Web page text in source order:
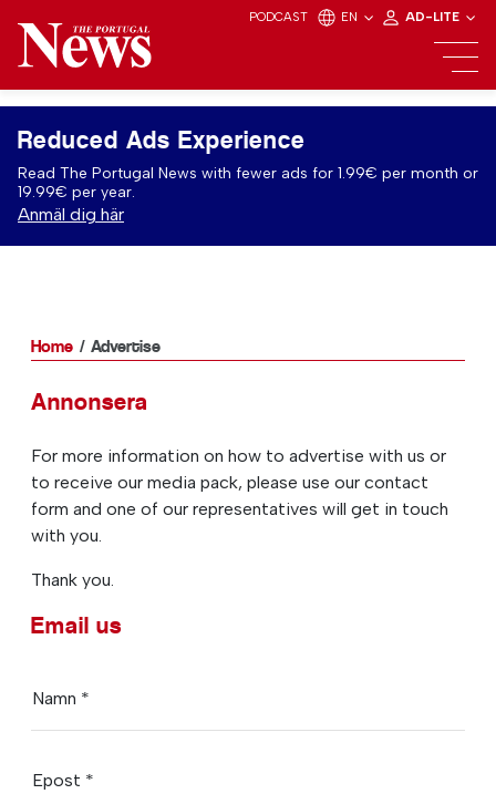
PODCAST EN AD-LITE
Reduced Ads Experience
Read The Portugal News with fewer ads for 1.99€ per month or
19.99€ per year.
Anmäl dig här
Home Advertise
Annonsera
For more information on how to advertise with us or
to receive our media pack, please use our contact
form and one of our representatives will get in touch
with you.
Thank you.
Email us
Namn *
Epost *